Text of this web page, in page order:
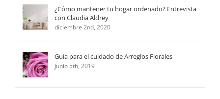
¿Cómo mantener tu hogar ordenado? Entrevista
con Claudia Aldrey
diciembre 2nd, 2020
Guía para el cuidado de Arreglos Florales
junio 5th, 2019